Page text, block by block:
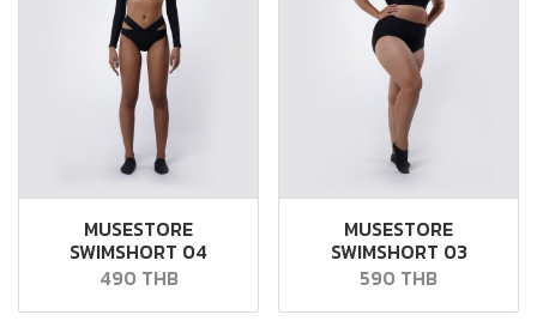
MUSESTORE
SWIMSHORT 04
490 THB
MUSESTORE
SWIMSHORT 03
590 THB